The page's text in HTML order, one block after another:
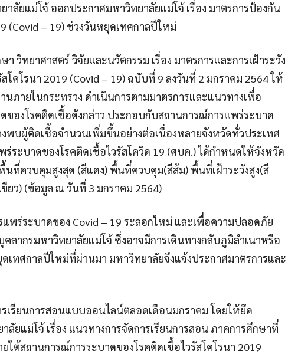
าลัยแม่โจ้ ออกประกาศมหาวิทยาลัยแม่โจ้ เรื่อง มาตรการป้องกัน
(Covid – 19) ช่วงวันหยุดเทศกาลปีใหม่
วิทยาศาสตร์ วิจัยและนวัตกรรม เรื่อง มาตรการและการเฝ้าระวัง
โคโรนา 2019 (Covid – 19) ฉบับที่ 9 ลงวันที่ 2 มกราคม 2564 ให้
ภายในกระทรวง ดำเนินการตามมาตรการและแนวทางเพื่อ
ของโรคติดเชื้อดังกล่าว ประกอบกับสถานการณ์การแพร่ระบาด
งพบผู้ติดเชื้อจำนวนเพิ่มขึ้นอย่างต่อเนื่องหลายจังหวัดทั่วประเทศ
ระบาดของโรคติดเชื้อไวรัสโควิด 19 (ศบค.) ได้กำหนดให้จังหวัด
นที่ควบคุมสูงสุด (สีแดง) พื้นที่ควบคุม(สีส้ม) พื้นที่เฝ้าระวังสูง(สี
ขียว) (ข้อมูล ณ วันที่ 3 มกราคม 2564)
พร่ระบาดของ Covid – 19 ระลอกใหม่ และเพื่อความปลอดภัย
ลากรมหาวิทยาลัยแม่โจ้ ซึ่งอาจมีการเดินทางกลับภูมิลำเนาหรือ
เทศกาลปีใหม่ที่ผ่านมา มหาวิทยาลัยจึงแจ้งประกาศมาตรการและ
เรียนการสอนแบบออนไลน์ตลอดเดือนมกราคม โดยให้ยึด
ยแม่โจ้ เรื่อง แนวทางการจัดการเรียนการสอน ภาคการศึกษาที่
ใต้สถานการณ์การระบาดของโรคติดเชื้อไวรัสโคโรนา 2019